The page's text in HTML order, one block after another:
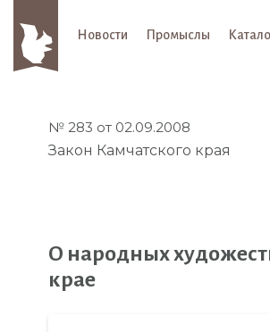
Новости Промыслы
№ 283 от 02.09.2008
Закон Камчатского края
О народных
крае